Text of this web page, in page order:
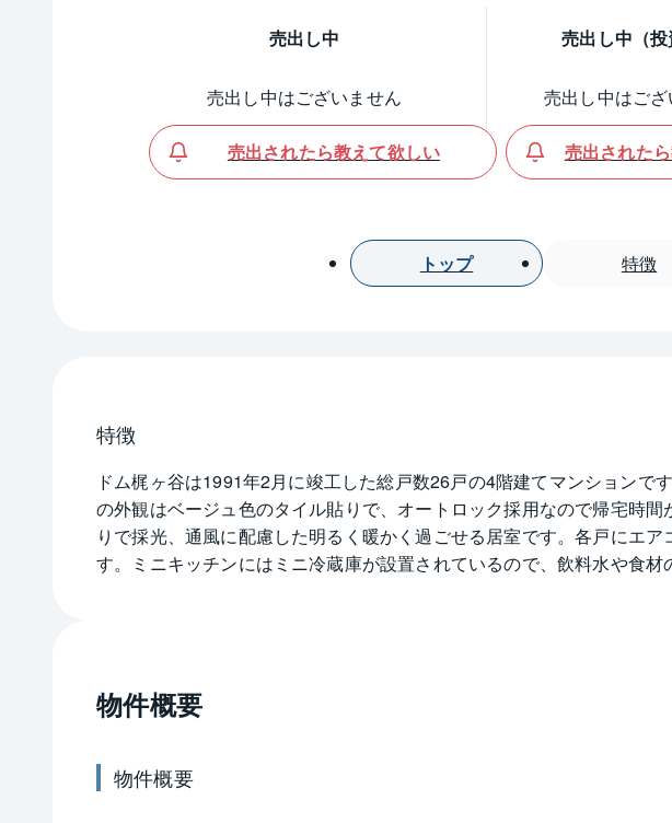
売出し中
売出し中はございません
売出されたら教えて欲しい
売出し中（投
売出し中はご
売出された
トップ 特徴
特徴
ドム梶ヶ谷は1991年2月に竣工した総戸数26戸の4階建てマンション
の外観はベージュ色のタイル貼りで、オートロック採用なので帰宅時
りで採光、通風に配慮した明るく暖かく過ごせる居室です。各戸にエ
す。ミニキッチンにはミニ冷蔵庫が設置されているので、飲料水や食
物件概要
物件概要